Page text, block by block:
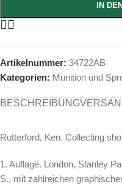
IN
Artikelnummer: 34722AB
Kategorien: Munition und
BESCHREIBUNG
Rutterford, Ken. Collecting
1. Auflage. London, Stanley
S., mit zahlreichen